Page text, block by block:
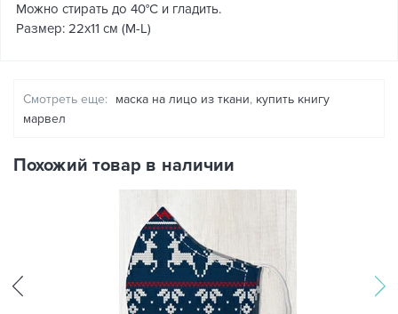
Можно стирать до 40°C и гладить.
Размер: 22х11 см (M-L)
Смотреть еще: маска на лицо из ткани, купить книгу
марвел
Похожий товар в наличии